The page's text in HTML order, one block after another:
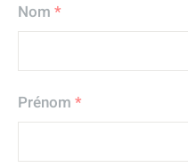
Nom *
Prénom *